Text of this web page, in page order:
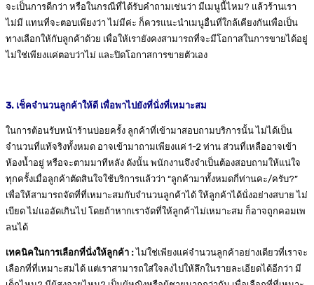
จะเป็นการดีกว่า หรือในกรณีที่ได้รับคำถามเช่นว่า มีเมนูนี้ไหม? แล้วร้านเรา
ไม่มี แทนที่จะตอบเพียงว่า ไม่มีค่ะ ก็ควรแนะนำเมนูอื่นที่ใกล้เคียงกันเพื่อเป็น
ทางเลือกให้กับลูกค้าด้วย เพื่อให้เรายังคงสามารถที่จะมีโอกาสในการขายได้อยู่
ไม่ใช่เพียงแค่ตอบว่าไม่ และปิดโอกาสการขายตัวเอง
3. เช็คจำนวนลูกค้าให้ดี เพื่อพาไปยังที่นั่งที่เหมาะสม
ในการต้อนรับหน้าร้านบ่อยครั้ง ลูกค้าที่เข้ามาสอบถามบริการนั้น ไม่ได้เป็น
จำนวนที่แท้จริงทั้งหมด อาจเข้ามาถามเพียงแค่ 1-2 ท่าน ส่วนที่เหลืออาจเข้า
ห้องน้ำอยู่ หรือจะตามมาทีหลัง ดังนั้น พนักงานจึงจำเป็นต้องสอบถามให้แน่ใจ
ทุกครั้งเมื่อลูกค้าตัดสินใจใช้บริการแล้วว่า “ลูกค้ามาทั้งหมดกี่ท่านคะ/ครับ?”
เพื่อให้สามารถจัดที่ที่เหมาะสมกับจำนวนลูกค้าได้ ให้ลูกค้าได้นั่งอย่างสบาย ไม่
เบียด ไม่แออัดเกินไป โดยถ้าหากเราจัดที่ให้ลูกค้าไม่เหมาะสม ก็อาจถูกคอมเพ
ลนได้
เทคนิคในการเลือกที่นั่งให้ลูกค้า :ไม่ใช่เพียงแค่จำนวนลูกค้าอย่างเดียวที่เราจะ
เลือกที่ที่เหมาะสมได้ แต่เราสามารถใส่ใจลงไปให้ลึกในรายละเอียดได้อีกว่า มี